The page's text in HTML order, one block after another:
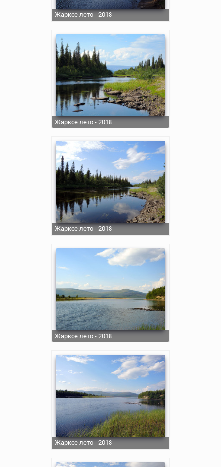
Жаркое лето - 2018
Жаркое лето - 2018
Жаркое лето - 2018
Жаркое лето - 2018
Жаркое лето - 2018